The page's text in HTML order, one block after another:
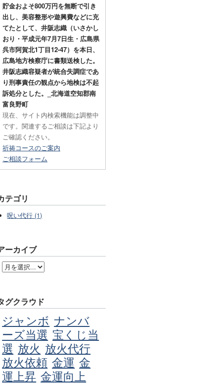
貯金およそ800万円を無断で引き
出し、美容整形や遊興費などに充
てたとして、井阪志織（いさかし
おり・平成元年7月7日生・広島県
呉市阿賀北1丁目12-47）を本日、
広島地方検察庁に書類送検した。
井阪志織容疑者が統合失調症であ
り刑事責任の観点から地検は不起
訴処分とした。_北海道空知郡南
富良野町
現在、サイト内検索機能は調整中
です。関連するご相談は下記より
ご確認ください。
祈祷コースのご案内
ご相談フォーム
テゴリ
呪い代行 (1)
ーカイブ
グクラウド
ジャンボ ナンバ
ーズ当選 宝くじ当
選 放火 放火代行
放火依頼 金運 金
運上昇 金運向上